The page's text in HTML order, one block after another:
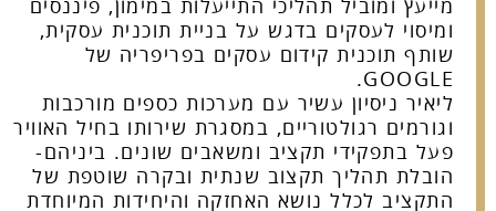
מייעץ ומוביל תהליכי התייעלות במימון, פיננסים
ומיסוי לעסקים בדגש על בניית תוכנית עסקית,
שותף תוכנית קידום עסקים בפריפריה של
GOOGLE.
ליאיר ניסיון עשיר עם מערכות כספים מורכבות
וגורמים רגולטוריים, במסגרת שירותו בחיל האוויר
פעל בתפקידי תקציב ומשאבים שונים. ביניהם-
הובלת תהליך תקצוב שנתית ובקרה שוטפת של
התקציב לכלל נושא האחזקה והיחידות המיוחדת